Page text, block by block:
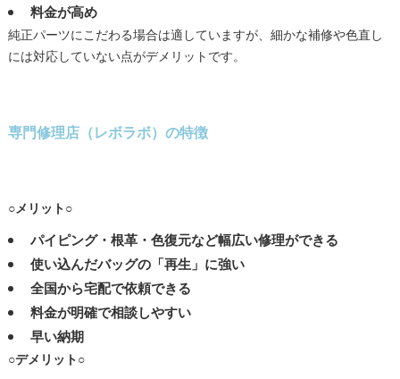
料金が高め
純正パーツにこだわる場合は適していますが、細かな補修や色直し
には対応していない点がデメリットです。
専門修理店（レボラボ）の特徴
○メリット○
パイピング・根革・色復元など幅広い修理ができる
使い込んだバッグの「再生」に強い
全国から宅配で依頼できる
料金が明確で相談しやすい
早い納期
○デメリット○